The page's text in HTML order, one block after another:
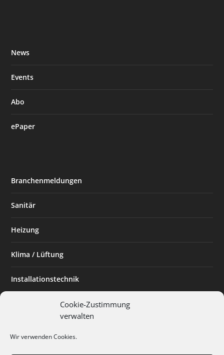
Cookie-Zustimmung
verwalten
Wir verwenden Cookies.
News
Events
Abo
ePaper
Branchenmeldungen
Sanitär
Heizung
Klima / Lüftung
Installationstechnik
Planen & Bauen
Installateur des Monats